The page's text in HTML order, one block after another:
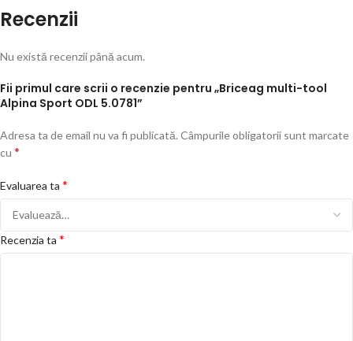
Recenzii
Nu există recenzii până acum.
Fii primul care scrii o recenzie pentru „Briceag multi-tool
Alpina Sport ODL 5.0781”
Adresa ta de email nu va fi publicată. Câmpurile obligatorii sunt marcate
cu *
Evaluarea ta *
Recenzia ta *